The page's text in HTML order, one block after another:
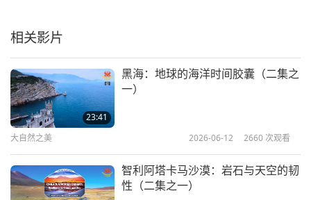
的动植物，植物种类超过四千种以上，此公园也拥有
巨型阿诺德大花草。坐落于苏门答腊最南端是武吉巴
里杉西拉坦国家公园。世界野生动物基金会已将该地
区列为地球上生物多样性最特殊的栖息地之一，该地
区是世界上最重要的老虎保护林区之一。感谢当地崇
高的政府、组织和护林员勤奋努力工作共同保护苏门
答腊神奇的热带雨林遗产及其珍贵的栖息动物。我们
是多么的幸福能够享受大自然的蓬勃之美，不仅提升
相关影片
23:41
黑海：地球的海洋时间胶囊（二集之
一）
大自然之美 2026-06-12 2660 次观看
智利阿塔卡马沙漠：岩石与天空的韧
性（二集之一）